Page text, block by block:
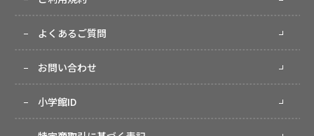
よくあるご質問
お問い合わせ
小学館ID